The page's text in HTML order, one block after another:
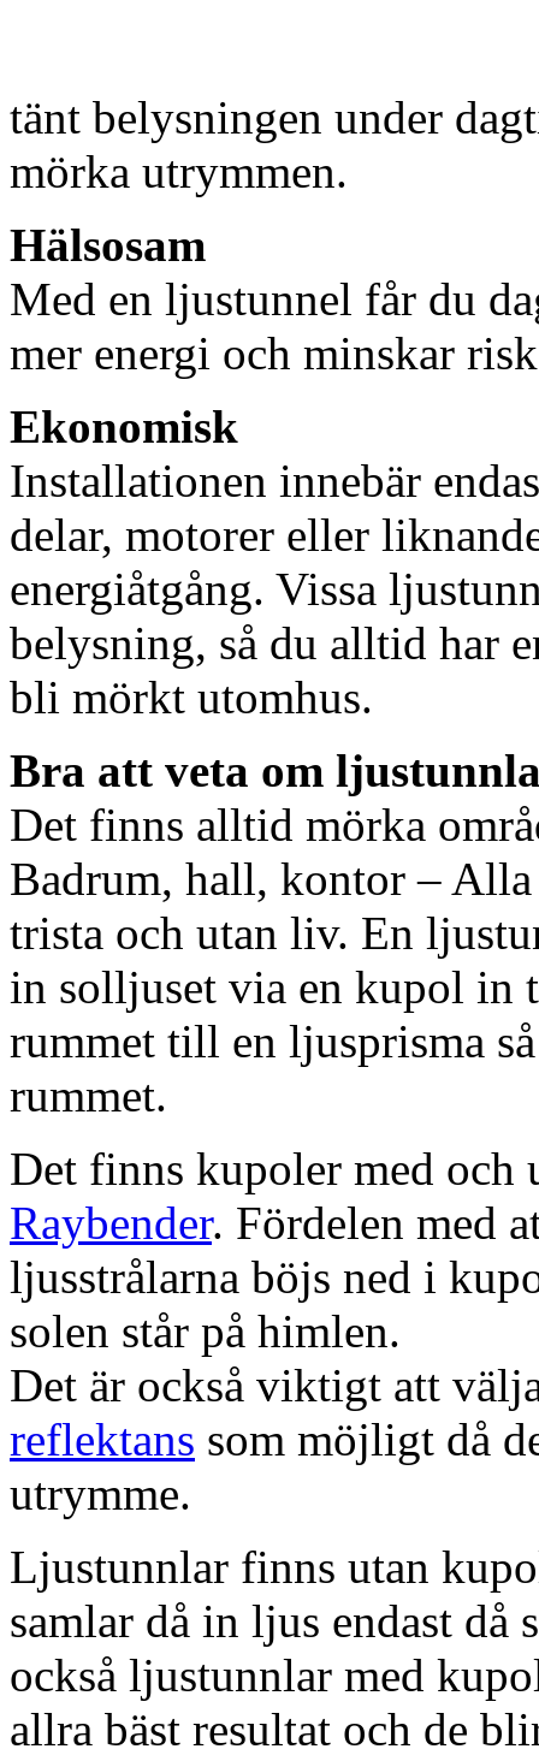
tänt belysningen under
mörka utrymmen.
Hälsosam
Med en ljustunnel får du
mer energi och minskar
Ekonomisk
Installationen innebär
delar, motorer eller
energiåtgång. Vissa
belysning, så du alltid har
bli mörkt utomhus.
Bra att veta om
Det finns alltid mörka
Badrum, hall, kontor – Alla
trista och utan liv. En
in solljuset via en kupol in
rummet till en ljusprisma
rummet.
Det finns kupoler med och
Raybender. Fördelen med
ljusstrålarna böjs ned i
solen står på himlen.
Det är också viktigt att
reflektans som möjligt då
utrymme.
Ljustunnlar finns utan
samlar då in ljus endast då
också ljustunnlar med
allra bäst resultat och de